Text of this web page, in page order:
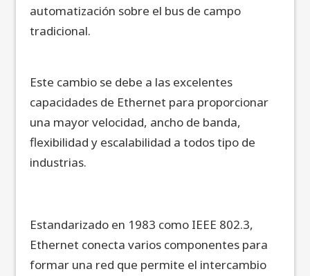
automatización sobre el bus de campo
tradicional.
Este cambio se debe a las excelentes
capacidades de Ethernet para proporcionar
una mayor velocidad, ancho de banda,
flexibilidad y escalabilidad a todos tipo de
industrias.
Estandarizado en 1983 como IEEE 802.3,
Ethernet conecta varios componentes para
formar una red que permite el intercambio